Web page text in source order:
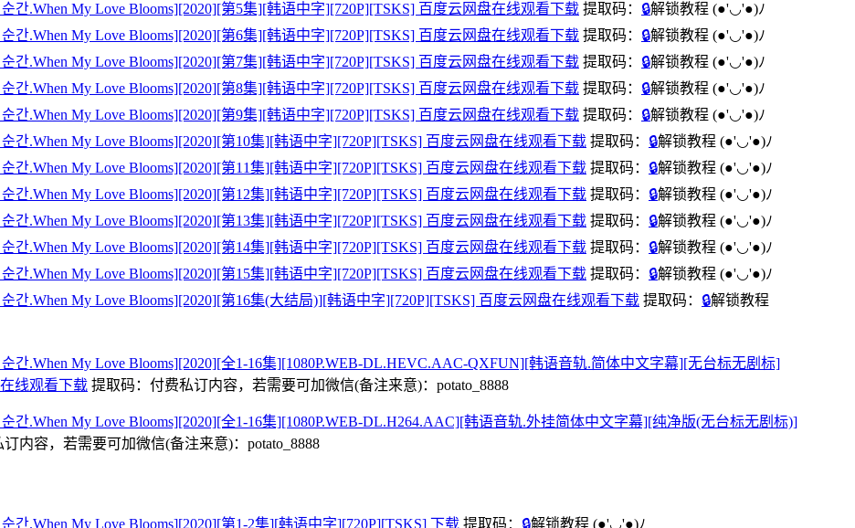
간.When My Love Blooms][2020][第5集][韩语中字][720P][TSKS] 百度云网盘在线观看下载 提取码： 🔒解锁教程 (●'◡'●)ﾉ
간.When My Love Blooms][2020][第6集][韩语中字][720P][TSKS] 百度云网盘在线观看下载 提取码： 🔒解锁教程 (●'◡'●)ﾉ
간.When My Love Blooms][2020][第7集][韩语中字][720P][TSKS] 百度云网盘在线观看下载 提取码： 🔒解锁教程 (●'◡'●)ﾉ
간.When My Love Blooms][2020][第8集][韩语中字][720P][TSKS] 百度云网盘在线观看下载 提取码： 🔒解锁教程 (●'◡'●)ﾉ
간.When My Love Blooms][2020][第9集][韩语中字][720P][TSKS] 百度云网盘在线观看下载 提取码： 🔒解锁教程 (●'◡'●)ﾉ
간.When My Love Blooms][2020][第10集][韩语中字][720P][TSKS] 百度云网盘在线观看下载 提取码： 🔒解锁教程 (●'◡'●)ﾉ
간.When My Love Blooms][2020][第11集][韩语中字][720P][TSKS] 百度云网盘在线观看下载 提取码： 🔒解锁教程 (●'◡'●)ﾉ
간.When My Love Blooms][2020][第12集][韩语中字][720P][TSKS] 百度云网盘在线观看下载 提取码： 🔒解锁教程 (●'◡'●)ﾉ
간.When My Love Blooms][2020][第13集][韩语中字][720P][TSKS] 百度云网盘在线观看下载 提取码： 🔒解锁教程 (●'◡'●)ﾉ
간.When My Love Blooms][2020][第14集][韩语中字][720P][TSKS] 百度云网盘在线观看下载 提取码： 🔒解锁教程 (●'◡'●)ﾉ
간.When My Love Blooms][2020][第15集][韩语中字][720P][TSKS] 百度云网盘在线观看下载 提取码： 🔒解锁教程 (●'◡'●)ﾉ
간.When My Love Blooms][2020][第16集(大结局)][韩语中字][720P][TSKS] 百度云网盘在线观看下载 提取码： 🔒解锁教程
간.When My Love Blooms][2020][全1-16集][1080P.WEB-DL.HEVC.AAC-QXFUN][韩语音轨.简体中文字幕][无台标无剧标]
线观看下载 提取码： 付费私订内容，若需要可加微信(备注来意)：potato_8888
간.When My Love Blooms][2020][全1-16集][1080P.WEB-DL.H264.AAC][韩语音轨.外挂简体中文字幕][纯净版(无台标无剧标)]
订内容，若需要可加微信(备注来意)：potato_8888
간.When My Love Blooms][2020][第1-2集][韩语中字][720P][TSKS] 下载 提取码： 🔒解锁教程 (●'◡'●)ﾉ